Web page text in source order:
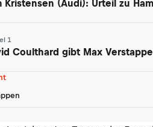
Kristensen (Audi): Urteil zu
1
Coulthard gibt Max